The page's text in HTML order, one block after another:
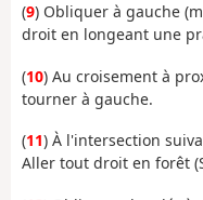
(9) Obliquer à gauche
droit en longeant une
(10) Au croisement à
tourner à gauche.
(11) À l'intersection
Aller tout droit en forêt